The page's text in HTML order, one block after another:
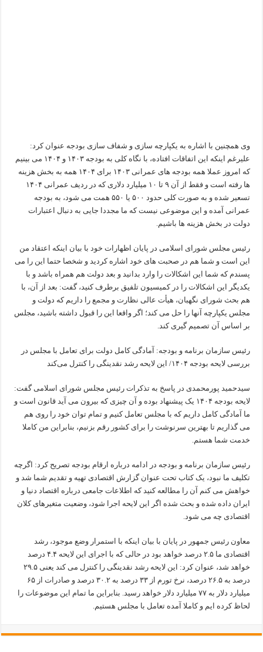
وی همچنین با اشاره به یکپارچه سازی و شفاف سازی بودجه عنوان کرد:
علیرغم اینکه این اتفاقات افتاده، با نگاه کلی به بودجه ۱۴۰۳ و ۱۴۰۴ می بینیم
که امروز عملا همه بودجه های عمرانی ۱۴۰۳ برای ۱۴۰۴ همه به بخش هزینه
ها رفته است و فقط از آن ۹ تا ۱۰ میلیارد دلاری که در ردیف عمرانی ۱۴۰۴
تسعیر شده و به صورت کلی حدود ۵۰۰ یا ۵۵۰ همت می شود، به بودجه
عمرانی آمده و این موضوعی نیست که ما مجددا جایی به دنبال اعتبارات
دولت در بخش هزینه ها باشیم.
رئیس مجلس شورای اسلامی در پایان اظهارات خود با بیان اینکه اعتقاد من
این است و شما هم در صحبت های خود اشاره کردید و شخصا حتما این را می
پسندم که شما این اشکالات را وارد بدانید و بعد دولت هم همراه باشد و با
یکدیگر این اشکالات را در کمیسیون تلفیق برطرف کنید، گفت: بعد از آن، با
هم بحث شورای نگهبان، هیأت عالی نظارت و مجمع را داریم که دولت و
مجلس یکپارچه آنها را حل می کند؛ اگر واقعا این را قبول داشته باشید، مجلس
بر اساس آن تصمیم گیری کند.
رئیس سازمان برنامه و بودجه: آمادگی کامل دولت برای تعامل با مجلس در
بررسی لایحه بودجه ۱۴۰۴/ این لایحه رشد نقدینگی را کنترل می‌کند
سیدحمید پورمحمدی در پاسخ به تذکرات رئیس مجلس شورای اسلامی گفت:
لایحه بودجه ۱۴۰۴ یک پیشنهاد بوده و آن چیزی که بیرون می آید قانون است و
ما آمادگی کامل داریم که با مجلس تعامل کنیم و تمام توان خود را روی هم
می گذاریم تا بهترین سرنوشت را برای کشور رقم بزنیم، بنابراین من کاملا
خدمت شما هستم.
رئیس سازمان برنامه و بودجه در ادامه درباره ارقام بودجه تصریح کرد: اگرچه
تکلیف ما نبود، یک کتاب تحت عنوان گزارش اقتصادی تهیه و تقدیم شما شد و
خواهش می کنم آن را مطالعه کنید که اطلاعات جامعی درباره اقتصاد دنیا و
ایران داده شده و بحث شده اگر این لایحه اجرا شود، وضعیت متغیرهای کلان
اقتصادی چه می شود.
معاون رئیس جمهور در پایان با بیان اینکه با استمرار وضع موجود، رشد
اقتصادی ما ۲.۵ درصد خواهد بود در حالی که با اجرای این لایحه ۴.۴ درصد
خواهد شد، عنوان کرد: این لایحه رشد نقدینگی را کنترل می کند یعنی ۲۹.۵
درصد به ۲۶.۵ درصد، نرخ تورم از ۳۳ درصد به ۳۰.۲ درصد و صادرات از ۶۵
میلیارد دلار به ۷۷ میلیارد دلار خواهد رسید. بنابراین ما تمام این موضوعات را
لحاظ کرده ایم و کاملا آمده تعامل با مجلس هستیم.